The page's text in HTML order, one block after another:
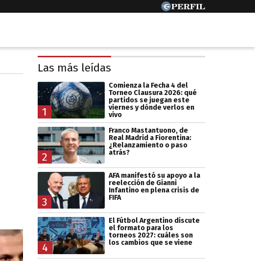
Las más leídas
1
Comienza la Fecha 4 del
Torneo Clausura 2026: qué
partidos se juegan este
viernes y dónde verlos en
vivo
2
Franco Mastantuono, de
Real Madrid a Fiorentina:
¿Relanzamiento o paso
atrás?
3
AFA manifestó su apoyo a la
reelección de Gianni
Infantino en plena crisis de
FIFA
4
El Fútbol Argentino discute
el formato para los
torneos 2027: cuáles son
los cambios que se viene